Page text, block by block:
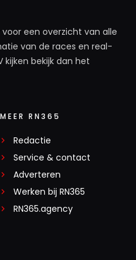
voor een overzicht van alle
van de races en real-
kijken bekijk dan het
MEER RN365
Redactie
Service & contact
Adverteren
Werken bij RN365
RN365.agency